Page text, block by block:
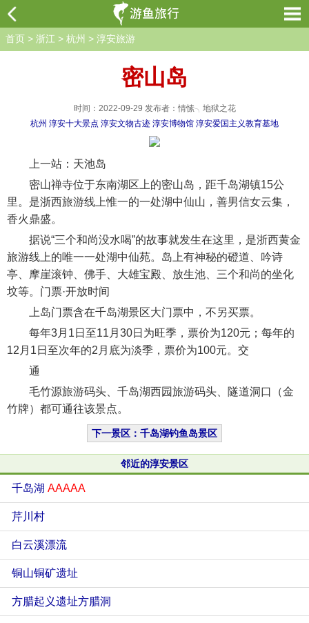
首页 > 浙江 > 杭州 > 淳安旅游
密山岛
时间：2022-09-29 发布者：情愫╮地狱之花
杭州 淳安十大景点 淳安文物古迹 淳安博物馆 淳安爱国主义教育基地
上一站：天池岛
密山禅寺位于东南湖区上的密山岛，距千岛湖镇15公
里。是浙西旅游线上惟一的一处湖中仙山，善男信女云集，
香火鼎盛。
据说“三个和尚没水喝”的故事就发生在这里，是浙西黄金
旅游线上的唯一一处湖中仙苑。岛上有神秘的磴道、吟诗
亭、摩崖滚钟、佛手、大雄宝殿、放生池、三个和尚的坐化
坟等。门票·开放时间
上岛门票含在千岛湖景区大门票中，不另买票。
每年3月1日至11月30日为旺季，票价为120元；每年的
12月1日至次年的2月底为淡季，票价为100元。交
通
毛竹源旅游码头、千岛湖西园旅游码头、隧道洞口（金
竹牌）都可通往该景点。
下一景区：千岛湖钓鱼岛景区
邻近的淳安景区
千岛湖 AAAAA
芹川村
白云溪漂流
铜山铜矿遗址
方腊起义遗址方腊洞